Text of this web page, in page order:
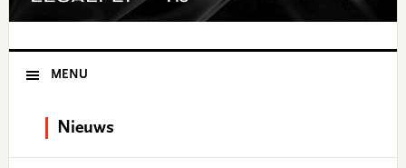
MENU
Nieuws